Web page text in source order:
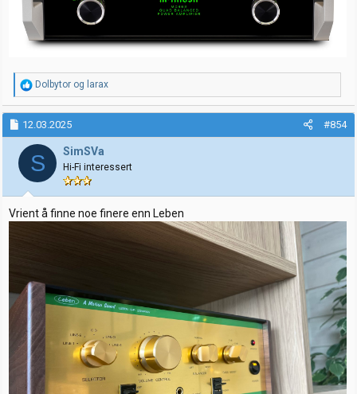
R
e
a
k
s
j
o
n
e
r
:
Dolbytor og larax
12.03.2025 #854
S SimSVa
Hi-Fi interessert
Vrient å finne noe finere enn Leben